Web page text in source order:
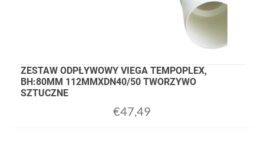
ZESTAW ODPŁYWOWY VIEGA TEMPOPLEX,
BH:80MM 112MMXDN40/50 TWORZYWO
SZTUCZNE
€47,49